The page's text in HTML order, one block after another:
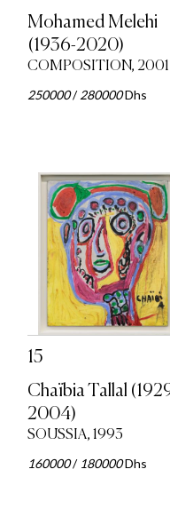
Mohamed Melehi
(1936-2020)
COMPOSITION, 2001
250000/280000Dhs
15
Chaïbia Tallal
2004)
SOUSSIA, 1993
160000/ 180000Dhs